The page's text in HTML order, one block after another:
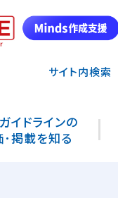
イドラインの
掲載を知る
サイト内検索